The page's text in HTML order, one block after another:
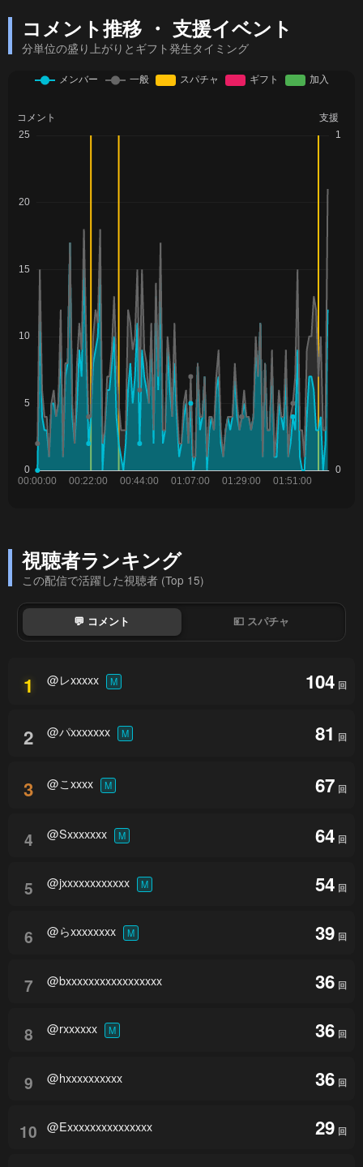
コメント推移 ・ 支援イベント
分単位の盛り上がりとギフト発生タイミング
視聴者ランキング
この配信で活躍した視聴者 (Top 15)
💬 コメント 💴 スパチャ
1 @レxxxxx M 104 回
2 @パxxxxxxx M 81 回
3 @こxxxx M 67 回
4 @Sxxxxxxx M 64 回
5 @jxxxxxxxxxxxx M 54 回
6 @らxxxxxxxx M 39 回
7 @bxxxxxxxxxxxxxxxxx 36 回
8 @rxxxxxx M 36 回
9 @hxxxxxxxxxx 36 回
10 @Exxxxxxxxxxxxxxx 29 回